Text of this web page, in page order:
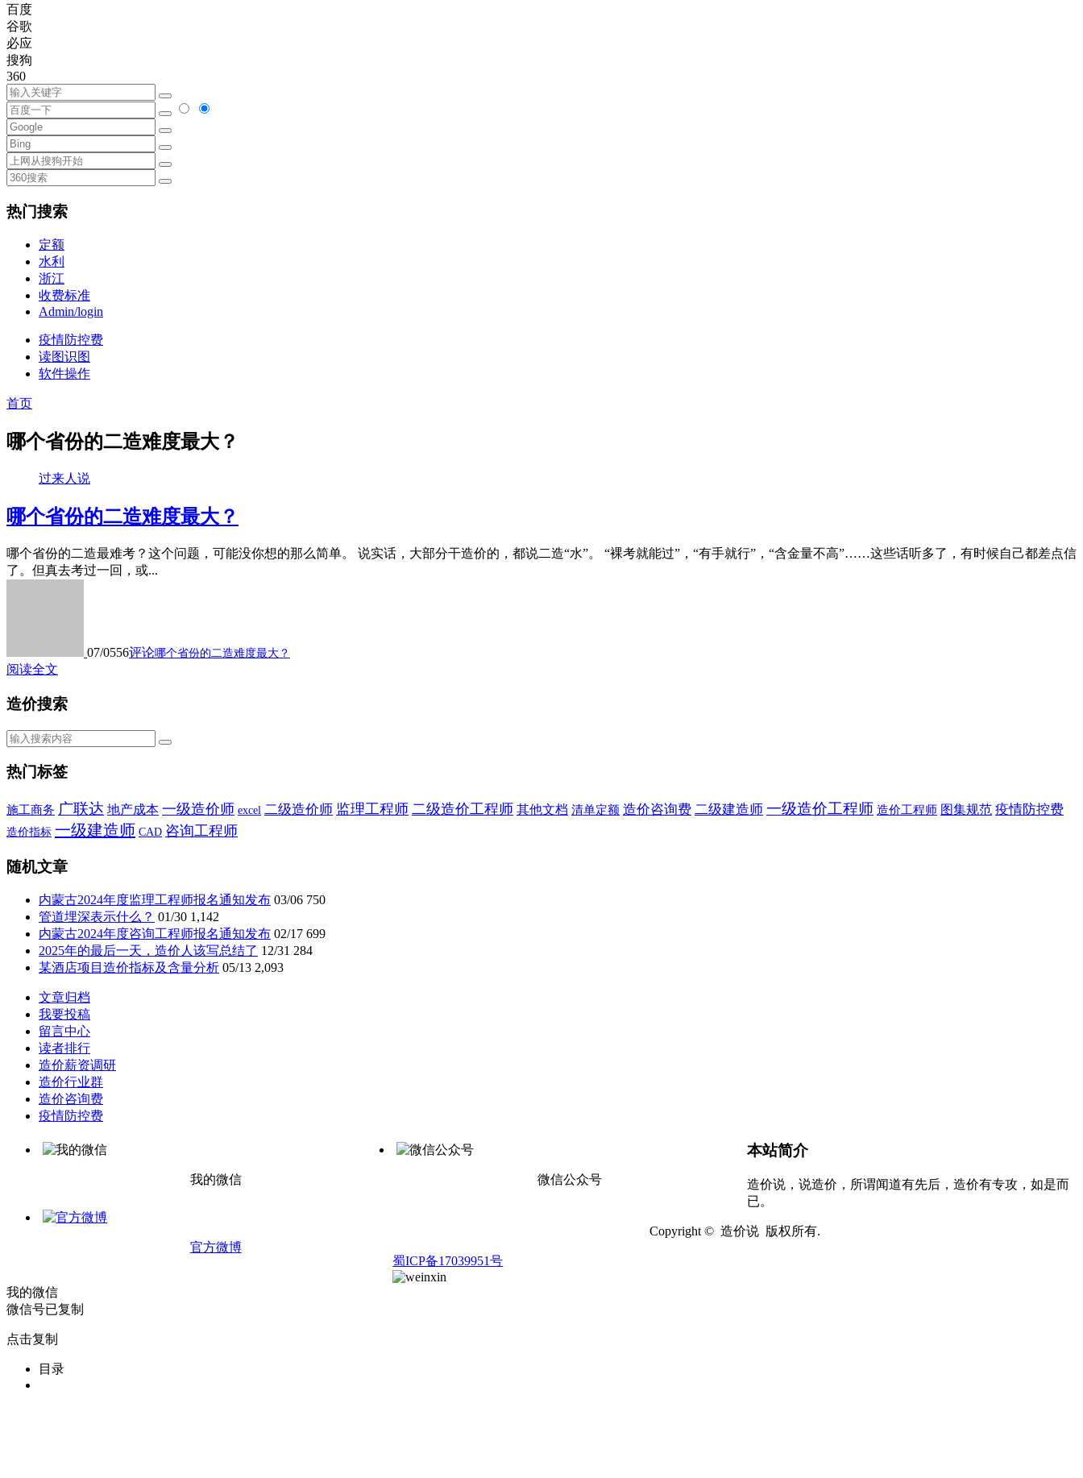
百度
谷歌
必应
搜狗
360
热门搜索
定额
水利
浙江
收费标准
Admin/login
疫情防控费
读图识图
软件操作
首页
哪个省份的二造难度最大？
过来人说
哪个省份的二造难度最大？
哪个省份的二造最难考？这个问题，可能没你想的那么简单。 说实话，大部分干造价的，都说二造“水”。 “裸考就能过”，“有手就行”，“含金量不高”……这些话听多了，有时候自己都差点信
了。但真去考过一回，或...
07/0556评论哪个省份的二造难度最大？
阅读全文
造价搜索
热门标签
施工商务 广联达 地产成本 一级造价师 excel 二级造价师 监理工程师 二级造价工程师 其他文档 清单定额 造价咨询费 二级建造师 一级造价工程师 造价工程师 图集规范 疫情防控费
造价指标 一级建造师 CAD 咨询工程师
随机文章
内蒙古2024年度监理工程师报名通知发布 03/06 750
管道埋深表示什么？ 01/30 1,142
内蒙古2024年度咨询工程师报名通知发布 02/17 699
2025年的最后一天，造价人该写总结了 12/31 284
某酒店项目造价指标及含量分析 05/13 2,093
文章归档
我要投稿
留言中心
读者排行
造价薪资调研
造价行业群
造价咨询费
疫情防控费
我的微信 微信公众号
官方微博
本站简介
造价说，说造价，所谓闻道有先后，造价有专攻，如是而
已。
Copyright © 造价说 版权所有.
蜀ICP备17039951号
我的微信
微信号已复制
点击复制
目录